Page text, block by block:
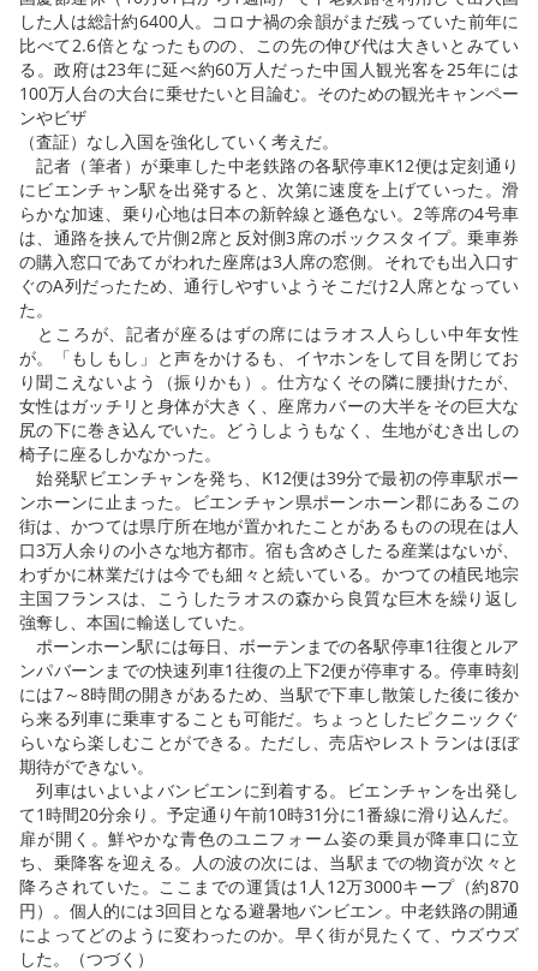
した人は総計約6400人。コロナ禍の余韻がまだ残っていた前年に
比べて2.6倍となったものの、この先の伸び代は大きいとみてい
る。政府は23年に延べ約60万人だった中国人観光客を25年には
100万人台の大台に乗せたいと目論む。そのための観光キャンペー
ンやビザ
（査証）なし入国を強化していく考えだ。
記者（筆者）が乗車した中老鉄路の各駅停車K12便は定刻通り
にビエンチャン駅を出発すると、次第に速度を上げていった。滑
らかな加速、乗り心地は日本の新幹線と遜色ない。2等席の4号車
は、通路を挟んで片側2席と反対側3席のボックスタイプ。乗車券
の購入窓口であてがわれた座席は3人席の窓側。それでも出入口す
ぐのA列だったため、通行しやすいようそこだけ2人席となってい
た。
ところが、記者が座るはずの席にはラオス人らしい中年女性
が。「もしもし」と声をかけるも、イヤホンをして目を閉じてお
り聞こえないよう（振りかも）。仕方なくその隣に腰掛けたが、
女性はガッチリと身体が大きく、座席カバーの大半をその巨大な
尻の下に巻き込んでいた。どうしようもなく、生地がむき出しの
椅子に座るしかなかった。
始発駅ビエンチャンを発ち、K12便は39分で最初の停車駅ポー
ンホーンに止まった。ビエンチャン県ポーンホーン郡にあるこの
街は、かつては県庁所在地が置かれたことがあるものの現在は人
口3万人余りの小さな地方都市。宿も含めさしたる産業はないが、
わずかに林業だけは今でも細々と続いている。かつての植民地宗
主国フランスは、こうしたラオスの森から良質な巨木を繰り返し
強奪し、本国に輸送していた。
ポーンホーン駅には毎日、ボーテンまでの各駅停車1往復とルア
ンパバーンまでの快速列車1往復の上下2便が停車する。停車時刻
には7～8時間の開きがあるため、当駅で下車し散策した後に後か
ら来る列車に乗車することも可能だ。ちょっとしたピクニックぐ
らいなら楽しむことができる。ただし、売店やレストランはほぼ
期待ができない。
列車はいよいよバンビエンに到着する。ビエンチャンを出発し
て1時間20分余り。予定通り午前10時31分に1番線に滑り込んだ。
扉が開く。鮮やかな青色のユニフォーム姿の乗員が降車口に立
ち、乗降客を迎える。人の波の次には、当駅までの物資が次々と
降ろされていた。ここまでの運賃は1人12万3000キープ（約870
円）。個人的には3回目となる避暑地バンビエン。中老鉄路の開通
によってどのように変わったのか。早く街が見たくて、ウズウズ
した。（つづく）